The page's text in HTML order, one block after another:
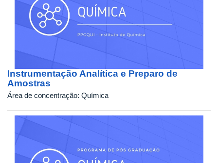
Instrumentação Analítica e Preparo de
Amostras
Área de concentração: Química